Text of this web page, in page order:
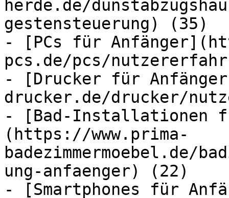
herde.de/
gestensteuerung) (35)
- [PCs für
pcs.de/pcs/
- [Drucker für
drucker.de/drucker/
- [Bad-Installationen
(https://www.prima-
badezimmermoebel.de/
ung-anfaenger) (22)
- [Smartphones für